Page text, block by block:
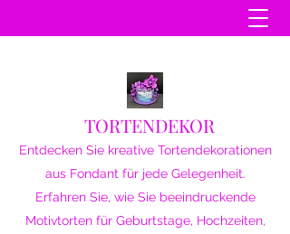
TORTENDEKOR
Entdecken Sie kreative Tortendekorationen
aus Fondant für jede Gelegenheit.
Erfahren Sie, wie Sie beeindruckende
Motivtorten für Geburtstage, Hochzeiten,